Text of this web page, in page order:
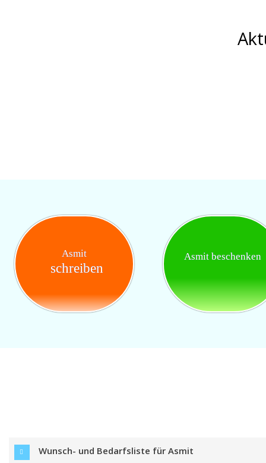
Asmit
schreiben
Asmit beschenken
Wunsch- und Bedarfsliste für Asmit